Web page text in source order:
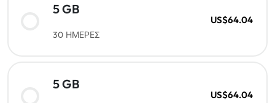
5 GB
30 ΗΜΕΡΕΣ
US$64.04
5 GB
US$64.04